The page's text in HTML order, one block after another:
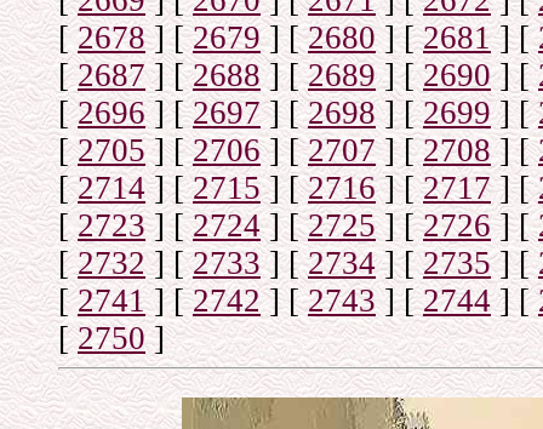
[2678] [2679] [2680] [2681] [
[2687] [2688] [2689] [2690] [
[2696] [2697] [2698] [2699] [
[2705] [2706] [2707] [2708] [
[2714] [2715] [2716] [2717] [
[2723] [2724] [2725] [2726] [
[2732] [2733] [2734] [2735] [
[2741] [2742] [2743 ] [2744] [
[2750]